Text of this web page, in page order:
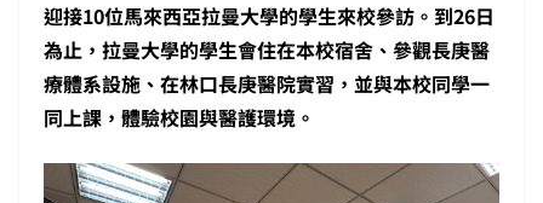
迎接10位馬來西亞拉曼大學的學生來校參訪。到26日
為止，拉曼大學的學生會住在本校宿舍、參觀長庚醫
療體系設施、在林口長庚醫院實習，並與本校同學一
同上課，體驗校園與醫護環境。